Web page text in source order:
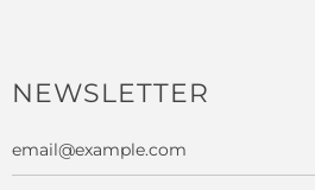
NEWSLETTER
Geschäftsbedingungen